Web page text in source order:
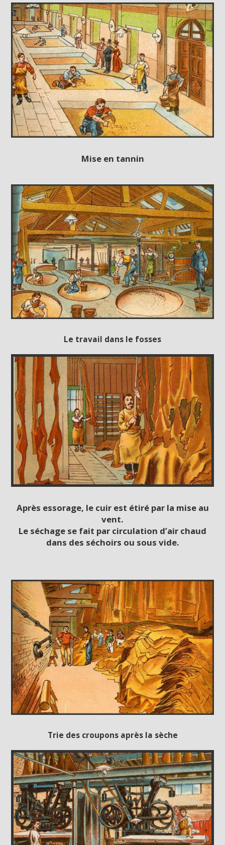
Mise en tannin
Le travail dans le fosses
Après essorage, le cuir est étiré par la mise au
vent.
Le séchage se fait par circulation d’air chaud
dans des séchoirs ou sous vide.
Trie des croupons après la sèche